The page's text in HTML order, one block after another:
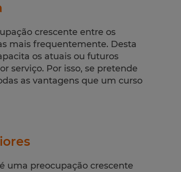
crescente entre os
mais frequentemente. Desta
os atuais ou futuros
serviço. Por isso, se pretende
as vantagens que um curso
uma preocupação crescente